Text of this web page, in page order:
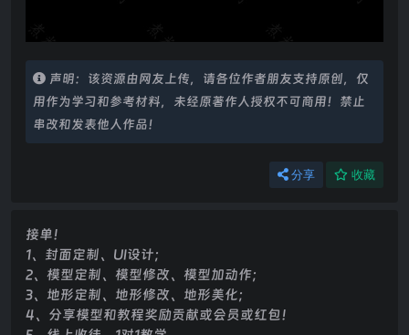
声明：该资源由网友上传，请各位作者朋友支持原创，仅
用作为学习和参考材料，未经原著作人授权不可商用！禁止
串改和发表他人作品！
分享 收藏
接单！
1、封面定制、UI设计；
2、模型定制、模型修改、模型加动作；
3、地形定制、地形修改、地形美化；
4、分享模型和教程奖励贡献或会员或红包！